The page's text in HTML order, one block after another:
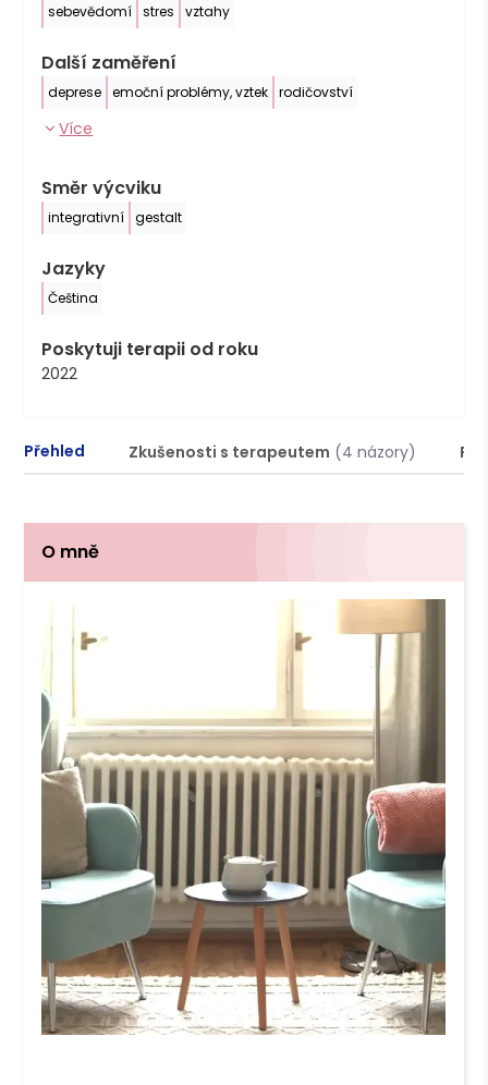
sebevědomí stres vztahy
Další zaměření
deprese emoční problémy, vztek rodičovství
Více
Směr výcviku
integrativní gestalt
Jazyky
Čeština
Poskytuji terapii od roku
2022
Přehled Zkušenosti s terapeutem (4 názory)
O mně